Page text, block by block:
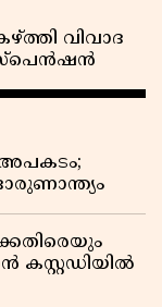
വിവാദ
അപകടം;